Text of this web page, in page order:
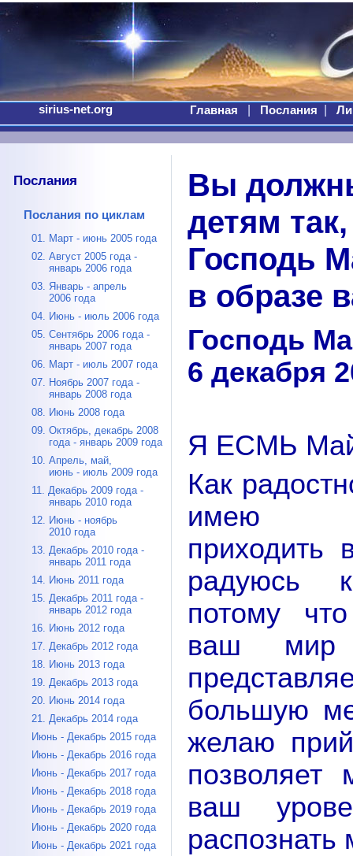
sirius-net.org Главная Послания
Послания
Послания по циклам
01. Март - июнь 2005 года
02. Август 2005 года -
январь 2006 года
03. Январь - апрель
2006 года
04. Июнь - июль 2006 года
05. Сентябрь 2006 года -
январь 2007 года
06. Март - июль 2007 года
07. Ноябрь 2007 года -
январь 2008 года
08. Июнь 2008 года
09. Октябрь, декабрь 2008
года - январь 2009 года
10. Апрель, май,
июнь - июль 2009 года
11. Декабрь 2009 года -
январь 2010 года
12. Июнь - ноябрь
2010 года
13. Декабрь 2010 года -
январь 2011 года
14. Июнь 2011 года
15. Декабрь 2011 года -
январь 2012 года
16. Июнь 2012 года
17. Декабрь 2012 года
18. Июнь 2013 года
19. Декабрь 2013 года
20. Июнь 2014 года
21. Декабрь 2014 года
Июнь - Декабрь 2015 года
Июнь - Декабрь 2016 года
Июнь - Декабрь 2017 года
Июнь - Декабрь 2018 года
Июнь - Декабрь 2019 года
Июнь - Декабрь 2020 года
Июнь - Декабрь 2021 года
Вы
детям
Господь
в образе
Господь
6 декабря
Я ЕСМЬ
Как
имею
радуюсь
потому
ваш
большую
желаю
позволяет
ваш
распознать